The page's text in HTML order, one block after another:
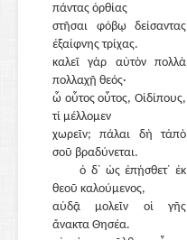
πάντας ὀρθίας
στῆσαι φόβῳ δείσαντας
ἐξαίφνης τρίχας.
καλεῖ γὰρ αὐτὸν πολλὰ
πολλαχῇ θεός·
ὦ οὗτος οὗτος, Οἰδίπους,
τί μέλλομεν
χωρεῖν; πάλαι δὴ τἀπὸ
σοῦ βραδύνεται.
ὁ δ᾽ ὡς ἐπῄσθετ᾽ ἐκ
θεοῦ καλούμενος,
αὐδᾷ μολεῖν οἱ γῆς
ἄνακτα Θησέα.